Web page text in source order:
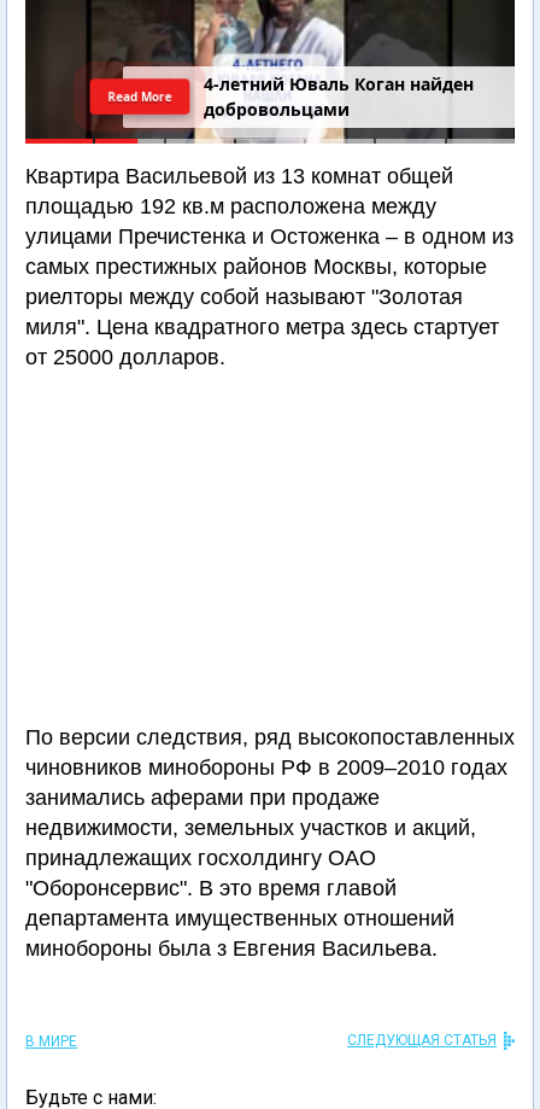
4-летний Юваль Коган найден
добровольцами
Read More
Квартира Васильевой из 13 комнат общей
площадью 192 кв.м расположена между
улицами Пречистенка и Остоженка – в одном из
самых престижных районов Москвы, которые
риелторы между собой называют "Золотая
миля". Цена квадратного метра здесь стартует
от 25000 долларов.
По версии следствия, ряд высокопоставленных
чиновников минобороны РФ в 2009–2010 годах
занимались аферами при продаже
недвижимости, земельных участков и акций,
принадлежащих госхолдингу ОАО
"Оборонсервис". В это время главой
департамента имущественных отношений
минобороны была з Евгения Васильева.
В МИРЕ СЛЕДУЮЩАЯ СТАТЬЯ
Будьте с нами: